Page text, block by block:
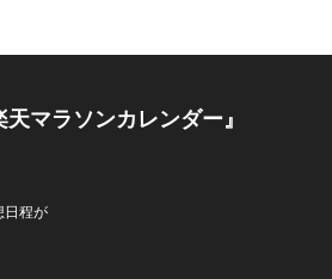
マラソンカレンダー』
日程が